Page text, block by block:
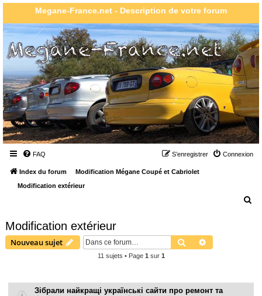
Megane-France.net - Description de votre forum
FAQ Connexion
S’enregistrer
Index du forum
Modification Mégane Coupé et Cabriolet
Modification extérieur
c
Modification extérieur
Nouveau sujet Rechercher
11 sujets • Page 1 sur 1
Зібрали найкращі українські сайти про ремонт та